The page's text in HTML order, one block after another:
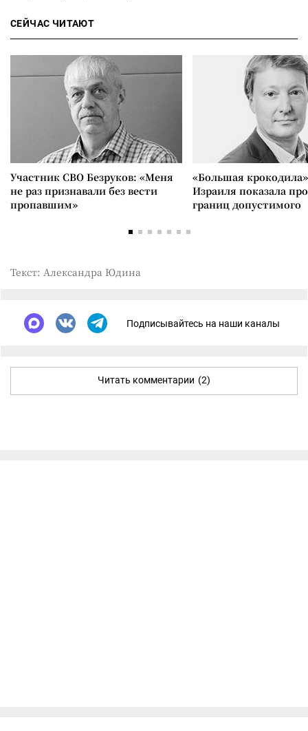
СЕЙЧАС ЧИТАЮТ
Участник СВО Безруков: «Меня
не раз признавали без вести
пропавшим»
«Большая
Израиля показала
границ допустимого
Текст: Александра Юдина
Подписывайтесь на наши каналы
Читать комментарии (2)